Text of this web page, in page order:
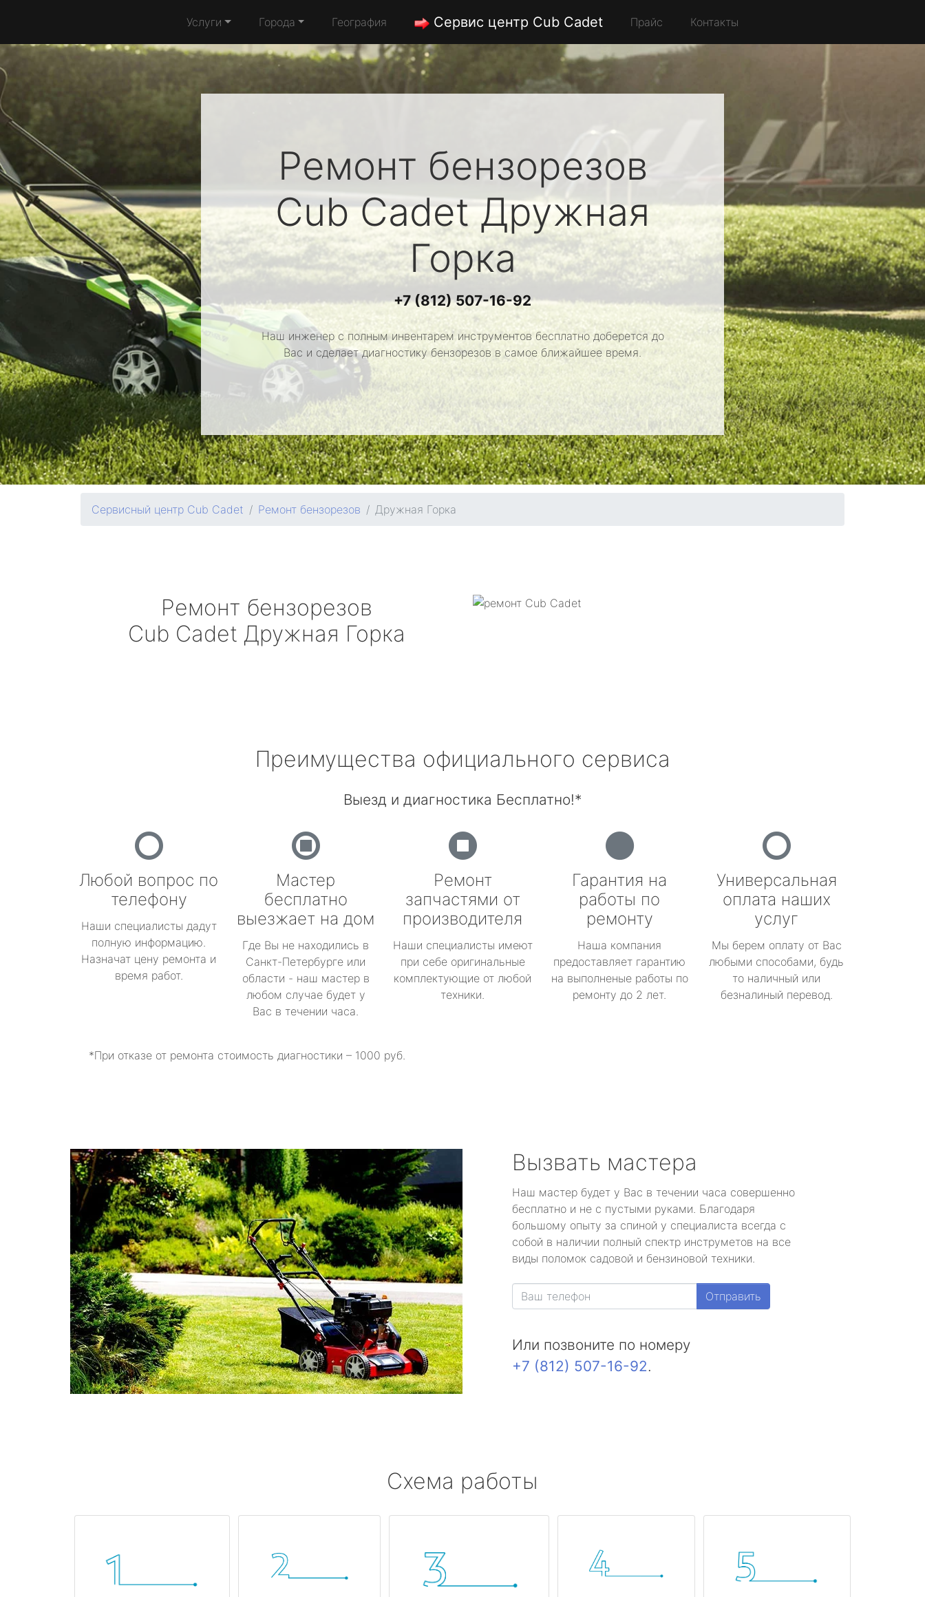
Услуги Города География Сервис центр Cub Cadet Прайс Контакты
Ремонт бензорезов
Cub CadetДружная
Горка
+7 (812) 507-16-92
Наш инженер с полным инвентарем инструментов бесплатно доберется до
Вас и сделает диагностику бензорезов в самое ближайшее время.
Сервисный центр Cub Cadet Ремонт бензорезов Дружная Горка
Ремонт бензорезов
Cub Cadet Дружная Горка
Преимущества официального сервиса
Выезд и диагностика Бесплатно!*
Любой вопрос по
телефону
Наши специалисты дадут
полную информацию.
Назначат цену ремонта и
время работ.
Мастер
бесплатно
выезжает на дом
Где Вы не находились в
Санкт-Петербурге или
области - наш мастер в
любом случае будет у
Вас в течении часа.
Ремонт
запчастями от
производителя
Наши специалисты имеют
при себе оригинальные
комплектующие от любой
техники.
Гарантия на
работы по
ремонту
Наша компания
предоставляет гарантию
на выполненые работы по
ремонту до 2 лет.
Универсальная
оплата наших
услуг
Мы берем оплату от Вас
любыми способами, будь
то наличный или
безналиный перевод.
*При отказе от ремонта стоимость диагностики – 1000 руб.
Вызвать мастера
Наш мастер будет у Вас в течении часа совершенно
бесплатно и не с пустыми руками. Благодаря
большому опыту за спиной у специалиста всегда с
собой в наличии полный спектр инструметов на все
виды поломок садовой и бензиновой техники.
Отправить
Или позвоните по номеру
+7 (812) 507-16-92.
Схема работы